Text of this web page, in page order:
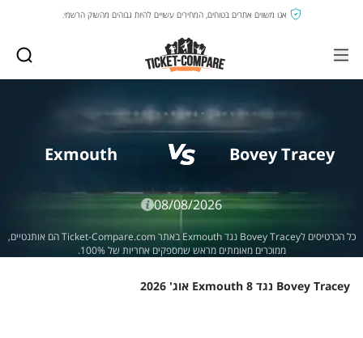
אנו משווים אתרים בטוחים, המחירים עשויים להיות גבוהים מהשוק הרשמי.
Bovey Tracey
Exmouth
08/08/2026
כל הכרטיסים לBovey Tracey נגד Exmouth באתר Ticket-Compare.com הם אותנטיים,
ממוכרים מאומתים מראש שמספקים אחריות של 100%.
Bovey Tracey נגד Exmouth 8 אוג' 2026